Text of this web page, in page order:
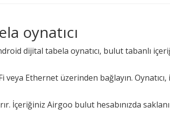
oynatıcı
dijital tabela oynatıcı, bulut tabanlı
Ethernet üzerinden bağlayın.
İçeriğiniz Airgoo bulut hesabınızda